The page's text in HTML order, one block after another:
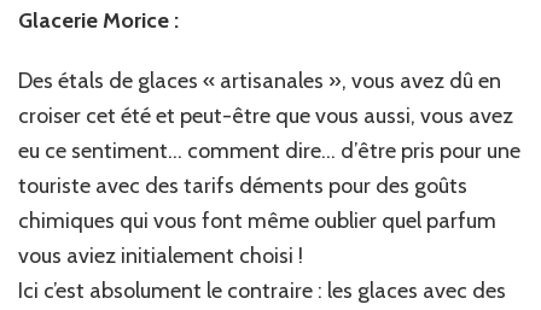
Glacerie Morice :
Des étals de glaces « artisanales », vous avez dû en
croiser cet été et peut-être que vous aussi, vous avez
eu ce sentiment… comment dire… d’être pris pour une
touriste avec des tarifs déments pour des goûts
chimiques qui vous font même oublier quel parfum
vous aviez initialement choisi !
Ici c’est absolument le contraire : les glaces avec des